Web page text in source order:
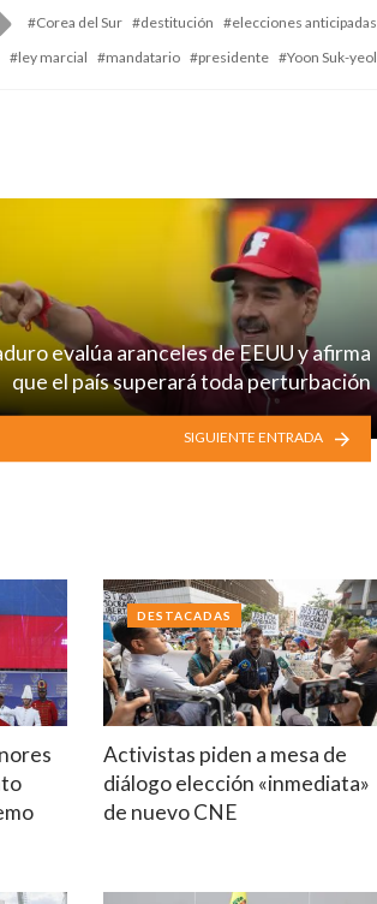
Tagged
with
Corea del Sur destitución
elecciones anticipadas
ley marcial
mandatario presidente Yoon Suk-yeol
evalúa aranceles de EEUU y afirma
que el país superará toda perturbación
SIGUIENTE ENTRADA
Activistas piden a mesa de
diálogo elección «inmediata»
de nuevo CNE
DESTACADAS